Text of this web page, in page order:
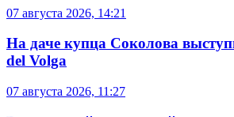
07 августа 2026, 14:21
На даче купца Соколова
del Volga
07 августа 2026, 11:27